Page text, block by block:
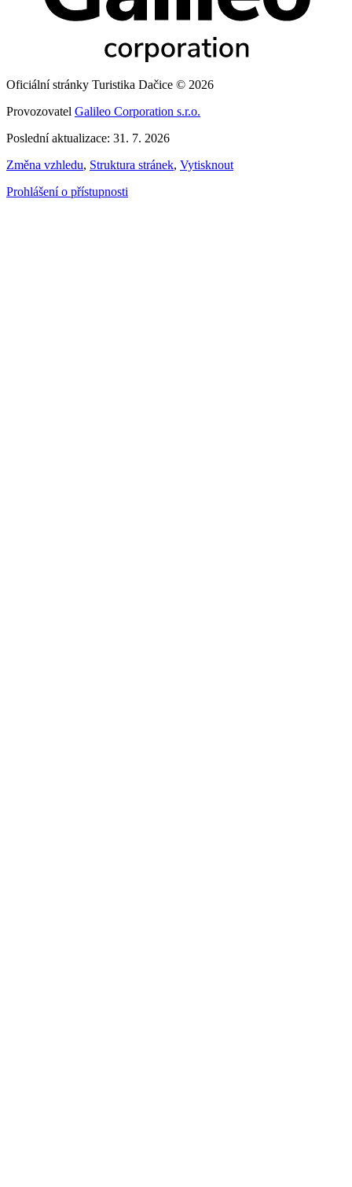
Oficiální stránky Turistika Dačice © 2026
Provozovatel Galileo Corporation s.r.o.
Poslední aktualizace: 31. 7. 2026
Změna vzhledu, Struktura stránek, Vytisknout
Prohlášení o přístupnosti